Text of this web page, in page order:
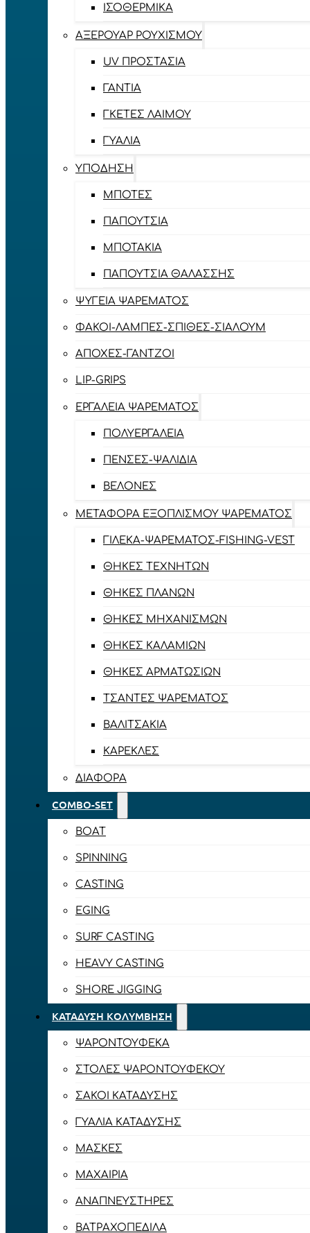
ΙΣΟΘΕΡΜΙΚΆ
ΑΞΕΡΟΥΆΡ ΡΟΥΧΙΣΜΟΎ
UV ΠΡΟΣΤΑΣΊΑ
ΓΆΝΤΙΑ
ΓΚΈΤΕΣ ΛΑΊΜΟΥ
ΓΥΑΛΙΆ
ΥΠΌΔΗΣΗ
ΜΠΌΤΕΣ
ΠΑΠΟΎΤΣΙΑ
ΜΠΟΤΆΚΙΑ
ΠΑΠΟΎΤΣΙΑ ΘΑΛΆΣΣΗΣ
ΨΥΓΕΊΑ ΨΑΡΈΜΑΤΟΣ
ΦΑΚΟΊ-ΛΆΜΠΕΣ-ΣΠΊΘΕΣ-ΣΊΑΛΟΥΜ
ΑΠΌΧΕΣ-ΓΆΝΤΖΟΙ
LIP-GRIPS
EΡΓΑΛΕΊΑ ΨΑΡΈΜΑΤΟΣ
ΠΟΛΥΕΡΓΑΛΕΊΑ
ΠΈΝΣΕΣ-ΨΑΛΊΔΙΑ
ΒΕΛΌΝΕΣ
ΜΕΤΑΦΟΡΆ ΕΞΟΠΛΙΣΜΟΎ ΨΑΡΈΜΑΤΟΣ
ΓΙΛΈΚΑ-ΨΑΡΈΜΑΤΟΣ-FISHING-VEST
ΘΉΚΕΣ ΤΕΧΝΗΤΏΝ
ΘΉΚΕΣ ΠΛΆΝΩΝ
ΘΉΚΕΣ ΜΗΧΑΝΙΣΜΏΝ
ΘΉΚΕΣ ΚΑΛΑΜΙΏΝ
ΘΉΚΕΣ ΑΡΜΑΤΩΣΙΏΝ
ΤΣΆΝΤΕΣ ΨΑΡΈΜΑΤΟΣ
ΒΑΛΙΤΣΆΚΙΑ
ΚΑΡΈΚΛΕΣ
ΔΙΆΦΟΡΑ
COMBO-SET
BOAT
SPINNING
CASTING
EGING
SURF CASTING
HEAVY CASTING
SHORE JIGGING
ΚΑΤΆΔΥΣΗ ΚΟΛΎΜΒΗΣΗ
ΨΑΡΟΝΤΟΎΦΕΚΑ
ΣΤΟΛΈΣ ΨΑΡΟΝΤΟΎΦΕΚΟΥ
ΣΆΚΟΙ ΚΑΤΆΔΥΣΗΣ
ΓΥΑΛΙΆ ΚΑΤΆΔΥΣΗΣ
ΜΆΣΚΕΣ
ΜΑΧΑΊΡΙΑ
ΑΝΑΠΝΕΥΣΤΉΡΕΣ
ΒΑΤΡΑΧΟΠΈΔΙΛΑ